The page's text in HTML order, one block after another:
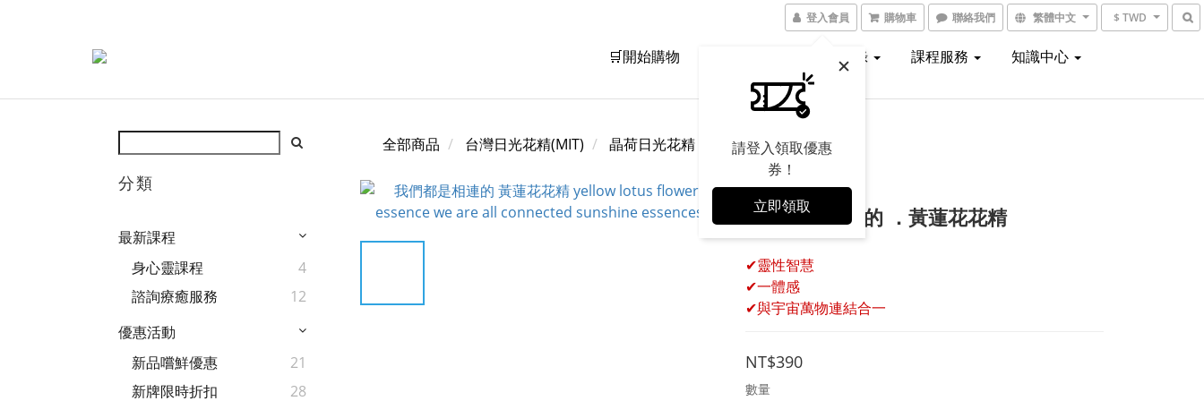
登入會員
請登入領取優惠
券！
立即領取
購物車 聯絡我們 繁體中文 $ TWD
🛒開始購物 線上型錄 課程服務 知識中心
分類
最新課程
身心靈課程
4
諮詢療癒服務
12
優惠活動
新品嚐鮮優惠
21
新牌限時折扣
28
全部商品 台灣日光花精(MIT) 晶荷日光花精
我們都是相連的 ．黃蓮花花精
✔靈性智慧
✔一體感
✔與宇宙萬物連結合一
NT$390
數量